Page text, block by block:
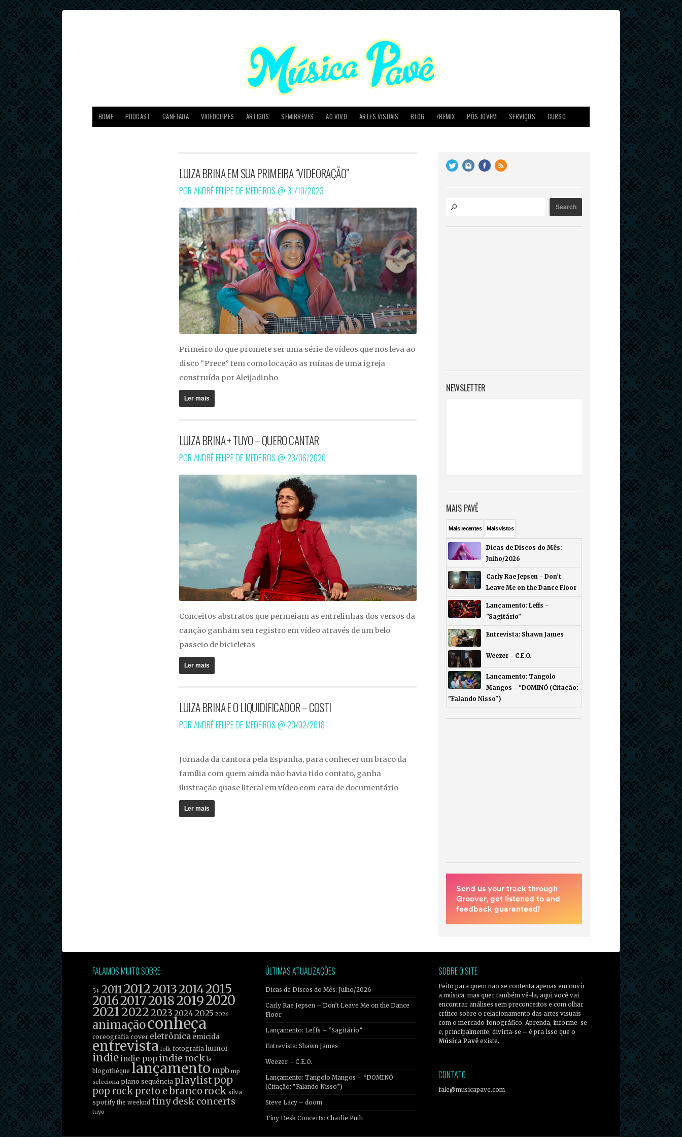
HOME PODCAST CANETADA VIDEOCLIPES ARTIGOS SEMIBREVES AO VIVO ARTES VISUAIS BLOG /REMIX PÓS-JOVEM SERVIÇOS CURSO
LUIZA BRINA EM SUA PRIMEIRA “VIDEORAÇÃO”
POR ANDRÉ FELIPE DE MEDEIROS @31/10/2023
Primeiro do que promete ser uma série de vídeos que nos leva ao
disco “Prece” tem como locação as ruínas de uma igreja
construída por Aleijadinho
Ler mais
LUIZA BRINA + TUYO – QUERO CANTAR
POR ANDRÉ FELIPE DE MEDEIROS @23/06/2020
Conceitos abstratos que permeiam as entrelinhas dos versos da
canção ganham seu registro em vídeo através de um belo
passeio de bicicletas
Ler mais
LUIZA BRINA E O LIQUIDIFICADOR – COSTI
POR ANDRÉ FELIPE DE MEDEIROS @20/02/2018
Jornada da cantora pela Espanha, para conhecer um braço da
família com quem ainda não havia tido contato, ganha
ilustração quase literal em vídeo com cara de documentário
Ler mais
NEWSLETTER
MAIS PAVÊ
Maisrecentes Maisvistos
Dicas de Discos do Mês:
Julho/2026
Carly Rae Jepsen - Don’t
Leave Me on the Dance Floor
Lançamento: Leffs -
"Sagitário"
Entrevista: Shawn James
Weezer - C.E.O.
Lançamento: Tangolo
Mangos - "DOMINÓ (Citação:
"Falando Nisso")
FALAMOS MUITO SOBRE:
5+ 20112012201320142015
20162017201820192020
202120222023 20242025 2026
animaçãoconheça
coreografia cover eletrônica emicida
entrevista folk fotografia humor
indieindie pop indie rock la
blogothèque lançamento mpb mp
seleciona plano sequência playlist pop
pop rock preto e branco rock silva
spotify the weeknd tiny desk concerts
tuyo
ÚLTIMAS ATUALIZAÇÕES
Dicas de Discos do Mês: Julho/2026
Carly Rae Jepsen – Don’t Leave Me on the Dance
Floor
Lançamento: Leffs – “Sagitário”
Entrevista: Shawn James
Weezer – C.E.O.
Lançamento: Tangolo Mangos – “DOMINÓ
(Citação: “Falando Nisso”)
Steve Lacy – doom
Tiny Desk Concerts: Charlie Puth
SOBRE O SITE
Feito para quem não se contenta apenas em ouvir
a música, mas quer também vê-la, aqui você vai
encontrar análises sem preconceitos e com olhar
crítico sobre o relacionamento das artes visuais
com o mercado fonográfico. Aprenda, informe-se
e, principalmente, divirta-se – é pra isso que o
Música Pavê existe.
CONTATO
fale@musicapave.com